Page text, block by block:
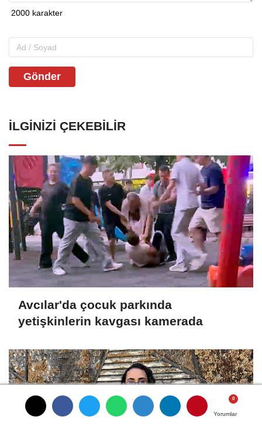
Yorumlar
Yorumlar
Yorumlar
Yorumlar
Gönder
İLGINIZI ÇEKEBILIR
Avcılar'da çocuk parkında
yetişkinlerin kavgası kamerada
Yorumlar